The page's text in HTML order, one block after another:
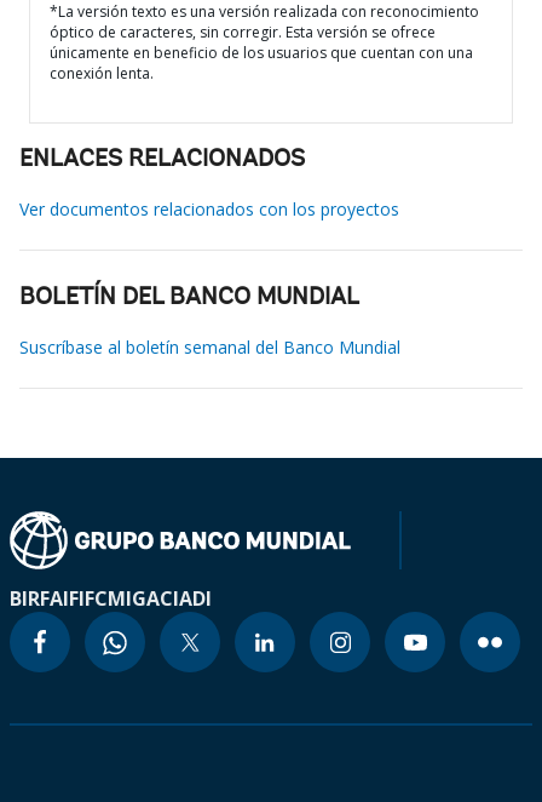
*La versión texto es una versión realizada con reconocimiento
óptico de caracteres, sin corregir. Esta versión se ofrece
únicamente en beneficio de los usuarios que cuentan con una
conexión lenta.
ENLACES RELACIONADOS
Ver documentos relacionados con los proyectos
BOLETÍN DEL BANCO MUNDIAL
Suscríbase al boletín semanal del Banco Mundial
BIRFAIFIFCMIGACIADI